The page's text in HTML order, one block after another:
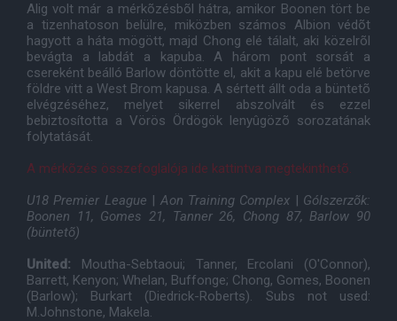
Alig volt már a mérkõzésbõl hátra, amikor Boonen tört be
a tizenhatoson belülre, miközben számos Albion védõt
hagyott a háta mögött, majd Chong elé tálalt, aki közelrõl
bevágta a labdát a kapuba. A három pont sorsát a
csereként beálló Barlow döntötte el, akit a kapu elé betörve
földre vitt a West Brom kapusa. A sértett állt oda a büntetõ
elvégzéséhez, melyet sikerrel abszolvált és ezzel
bebiztosította a Vörös Ördögök lenyûgözõ sorozatának
folytatását.
A mérkõzés összefoglalója ide kattintva megtekinthetõ.
U18 Premier League | Aon Training Complex | Gólszerzõk:
Boonen 11, Gomes 21, Tanner 26, Chong 87, Barlow 90
(büntetõ)
United: Moutha-Sebtaoui; Tanner, Ercolani (O'Connor),
Barrett, Kenyon; Whelan, Buffonge; Chong, Gomes, Boonen
(Barlow); Burkart (Diedrick-Roberts). Subs not used:
M.Johnstone, Makela.